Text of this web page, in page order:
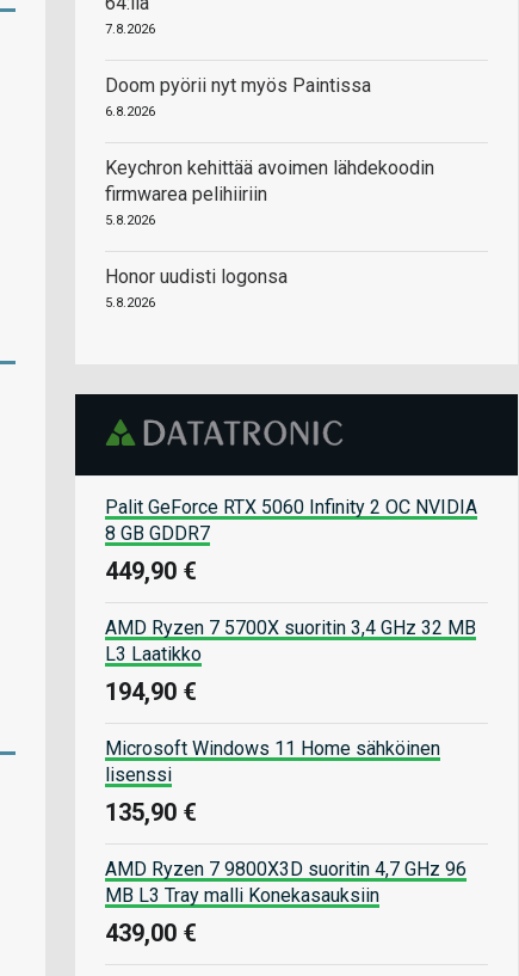
7.8.2026
Doom pyörii nyt myös Paintissa
6.8.2026
Keychron kehittää avoimen lähdekoodin
firmwarea pelihiiriin
5.8.2026
Honor uudisti logonsa
5.8.2026
Palit GeForce RTX 5060 Infinity 2 OC NVIDIA
8 GB GDDR7
449,90 €
AMD Ryzen 7 5700X suoritin 3,4 GHz 32 MB
L3 Laatikko
194,90 €
Microsoft Windows 11 Home sähköinen
lisenssi
135,90 €
AMD Ryzen 7 9800X3D suoritin 4,7 GHz 96
MB L3 Tray malli Konekasauksiin
439,00 €